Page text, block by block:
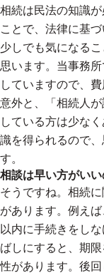
相続は民法の知識
ことで、法律に基
少しでも気になる
思います。当事務
していますので、
意外と、「相続人
している方は少な
識を得られるので
す。
相談は早い方がいい
そうですね。相続
があります。例え
以内に手続きをし
ばしにすると、期
性があります。後